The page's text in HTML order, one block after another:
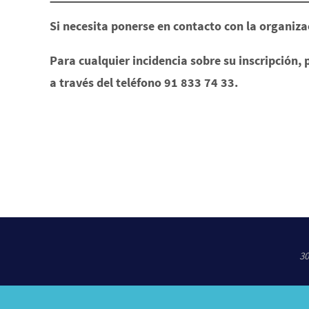
Si necesita ponerse en contacto con la
Para cualquier incidencia sobre su inscripción,
a través del teléfono 91 833 74 33.